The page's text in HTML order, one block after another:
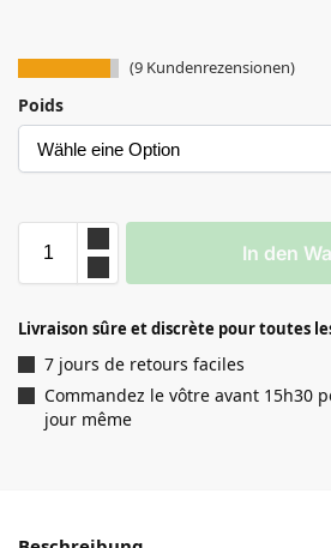
(9 Kundenrezensionen)
Poids
In den
Livraison sûre et discrète pour toutes
7 jours de retours faciles
Commandez le vôtre avant 15h30
jour même